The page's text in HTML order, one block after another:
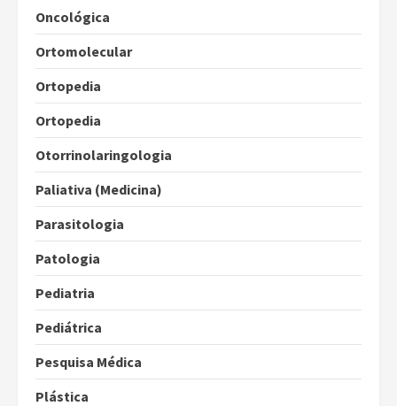
Oncológica
Ortomolecular
Ortopedia
Ortopedia
Otorrinolaringologia
Paliativa (Medicina)
Parasitologia
Patologia
Pediatria
Pediátrica
Pesquisa Médica
Plástica